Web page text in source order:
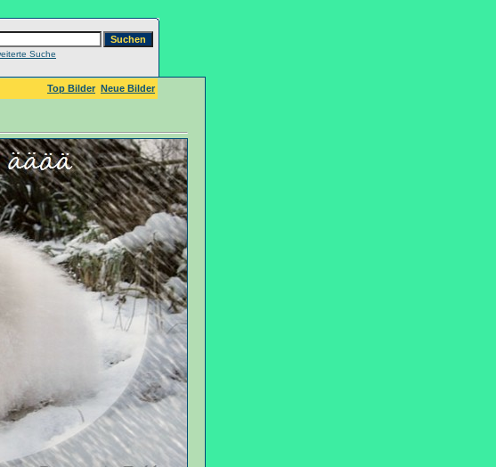
Suche
Top Bilder Neue Bilder